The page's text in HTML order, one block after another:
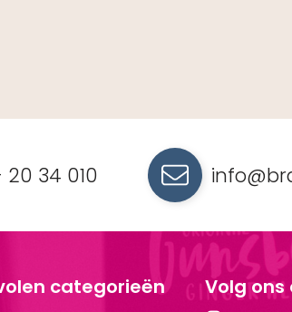
34 010
categorieën Volg ons